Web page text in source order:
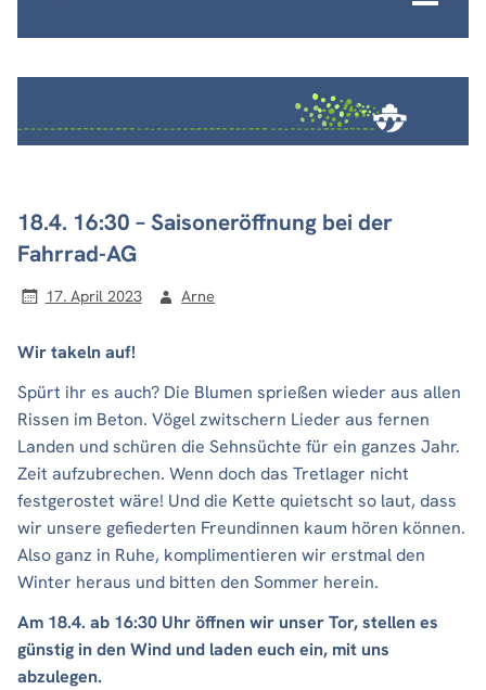
18.4. 16:30 – Saisoneröffnung bei der
Fahrrad-AG
17. April 2023 Arne
Wir takeln auf!
Spürt ihr es auch? Die Blumen sprießen wieder aus allen
Rissen im Beton. Vögel zwitschern Lieder aus fernen
Landen und schüren die Sehnsüchte für ein ganzes Jahr.
Zeit aufzubrechen. Wenn doch das Tretlager nicht
festgerostet wäre! Und die Kette quietscht so laut, dass
wir unsere gefiederten Freundinnen kaum hören können.
Also ganz in Ruhe, komplimentieren wir erstmal den
Winter heraus und bitten den Sommer herein.
Am 18.4. ab 16:30 Uhr öffnen wir unser Tor, stellen es
günstig in den Wind und laden euch ein, mit uns
abzulegen.